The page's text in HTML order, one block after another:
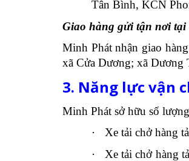
Tân Bình, KCN
Giao hàng gửi tận nơi tại
Minh Phát nhận giao
xã Cửa Dương; xã Dương
3. Năng lực vận
Minh Phát sở hữu số
·
Xe tải chở hàng
·
Xe tải chở hàng